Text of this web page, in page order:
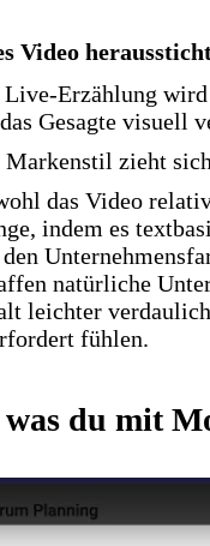
Video
Erzählung wird
Gesagte visuell
zieht
das Video
indem es
natürliche
leichter
fühlen.
was du mit